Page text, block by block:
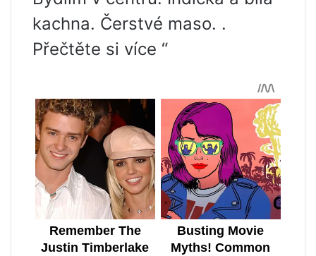
kachna. Čerstvé maso. .
Přečtěte si více “